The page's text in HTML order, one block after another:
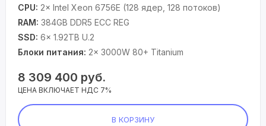
CPU: 2× Intel Xeon 6756E (128 ядер, 128 потоков)
RAM: 384GB DDR5 ECC REG
SSD: 6× 1.92TB U.2
Блоки питания: 2× 3000W 80+ Titanium
8 309 400 руб.
ЦЕНА ВКЛЮЧАЕТ НДС 7%
В КОРЗИНУ